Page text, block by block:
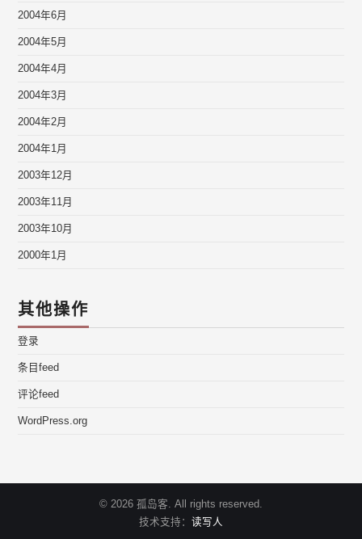
2004年6月
2004年5月
2004年4月
2004年3月
2004年2月
2004年1月
2003年12月
2003年11月
2003年10月
2000年1月
其他操作
登录
条目feed
评论feed
WordPress.org
© 2026 孤岛客. All rights reserved.
技术支持： 读写人